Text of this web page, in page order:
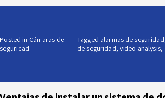
Posted in Cámaras de
seguridad
Tagged alarmas de seguridad,
de seguridad,video analysis,